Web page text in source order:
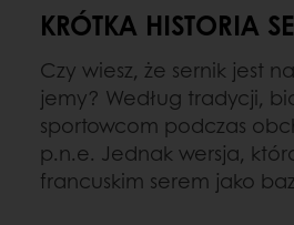
KRÓTKA HISTORIA
Czy wiesz, że sernik jest
jemy? Według tradycji,
sportowcom podczas
p.n.e. Jednak wersja,
francuskim serem jako